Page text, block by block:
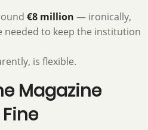
€8 million — ironically,
needed to keep the institution
is flexible.
Magazine